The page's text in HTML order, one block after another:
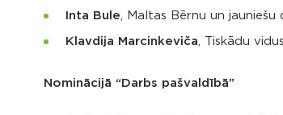
Inta Bule, Maltas Bērnu un
Klavdija Marcinkeviča, Tiskādu
Nominācijā “Darbs pašvaldībā”